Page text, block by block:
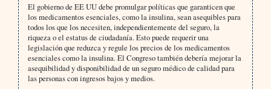
El gobierno de EE UU debe promulgar políticas que garanticen que
los medicamentos esenciales, como la insulina, sean asequibles para
todos los que los necesiten, independientemente del seguro, la
riqueza o el estatus de ciudadanía. Esto puede requerir una
legislación que reduzca y regule los precios de los medicamentos
esenciales como la insulina. El Congreso también debería mejorar la
asequibilidad y disponibilidad de un seguro médico de calidad para
las personas con ingresos bajos y medios.